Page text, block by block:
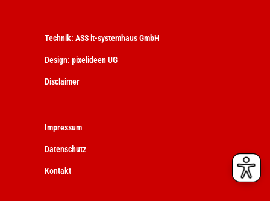
Technik: ASS it-systemhaus GmbH
Design: pixelideen UG
Disclaimer
Impressum
Datenschutz
Kontakt